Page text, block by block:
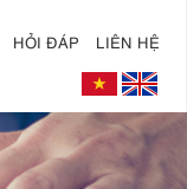
HỎI ĐÁP LIÊN HỆ